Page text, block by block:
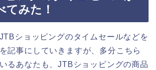
てみた！
ショッピングのタイムセールなどを
記事にしていきますが、多分こちら
るあなたも、JTBショッピングの商品